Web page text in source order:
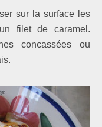
sur la surface les
filet de caramel.
concassées ou